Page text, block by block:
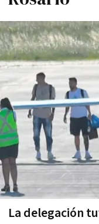
La delegación